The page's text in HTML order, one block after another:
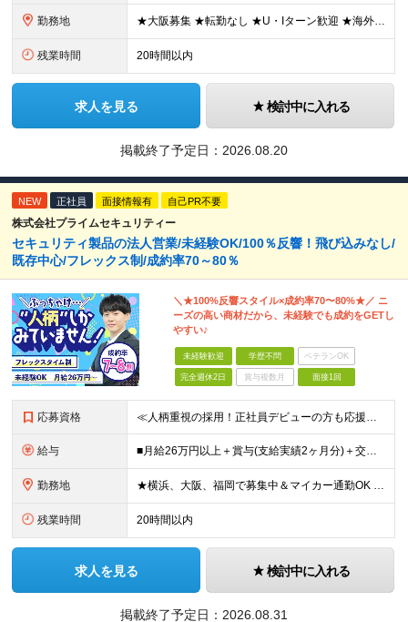
勤務地 ★大阪募集 ★転勤なし ★U・Iターン歓迎 ★海外出張もあり ※本人の希望を最大限に考慮 ┗韓国やタイ、マレーシア、アメリカなどなど…様々な国に行けるチャンス！ 【本社】 大阪府大阪市東成区玉津1丁
残業時間 20時間以内
求人を見る 検討中に入れる
掲載終了予定日： 2026.08.20
NEW 正社員 面接情報有 自己PR不要
株式会社プライムセキュリティー
セキュリティ製品の法人営業/未経験OK/100％反響！飛び込みなし/
既存中心/フレックス制/成約率70～80％
＼★100%反響スタイル×成約率70〜80%★／ ニ
ーズの高い商材だから、未経験でも成約をGETし
やすい♪
未経験歓迎 学歴不問 ベテランOK
完全週休2日 賞与複数月 面接1回
応募資格 ≪人柄重視の採用！正社員デビューの方も応援◎≫ ★フリーターの方、転職回数なども一切不問 ■未経験OK ■学歴不問 ■普通自動車免許をお持ちの方（AT限定可） ≪こんな方にピッタリです！≫ ◎未経験
給与 ■月給26万円以上＋賞与(支給実績2ヶ月分)＋交通費 ★6月からはチームインセンティブも新たに導入予定！ ※スキル・経験を考慮の上、決定いたします ※上記には見込み残業代2万円以上（24時間分）を含
勤務地 ★横浜、大阪、福岡で募集中＆マイカー通勤OK ★転勤はありません ★希望の勤務地に配属します 【本社】 神奈川県横浜市戸塚区矢部町65 イェルコローレビル1F 【大阪オフィス】 大阪府大阪市北区池
残業時間 20時間以内
求人を見る 検討中に入れる
掲載終了予定日： 2026.08.31